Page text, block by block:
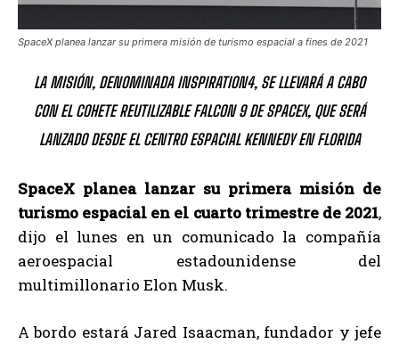
SpaceX planea lanzar su primera misión de turismo espacial a fines de 2021
LA MISIÓN, DENOMINADA INSPIRATION4, SE LLEVARÁ A CABO
CON EL COHETE REUTILIZABLE FALCON 9 DE SPACEX, QUE SERÁ
LANZADO DESDE EL CENTRO ESPACIAL KENNEDY EN FLORIDA
SpaceX planea lanzar su primera misión de
turismo espacial en el cuarto trimestre de 2021,
dijo el lunes en un comunicado la compañía
aeroespacial estadounidense del
multimillonario Elon Musk.
A bordo estará Jared Isaacman, fundador y jefe